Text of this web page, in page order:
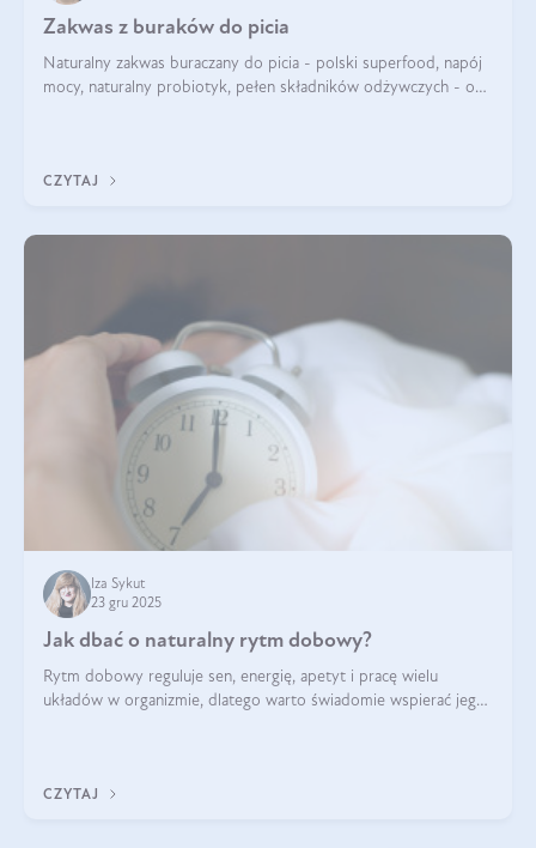
Zakwas z buraków do picia
Naturalny zakwas buraczany do picia - polski superfood, napój
mocy, naturalny probiotyk, pełen składników odżywczych - o
CZYTAJ
Iza Sykut
23 gru 2025
Jak dbać o naturalny rytm dobowy?
Rytm dobowy reguluje sen, energię, apetyt i pracę wielu
układów w organizmie, dlatego warto świadomie wspierać jego
CZYTAJ